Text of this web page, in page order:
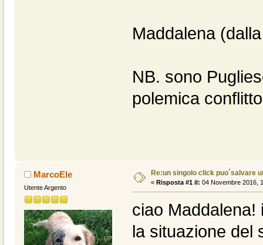
Maddalena
NB. sono
polemica
MarcoEle
Utente Argento
Re:un singolo click puo´salvare
« Risposta #1 il: 04 Novembre 2016,
ciao
la situazione del